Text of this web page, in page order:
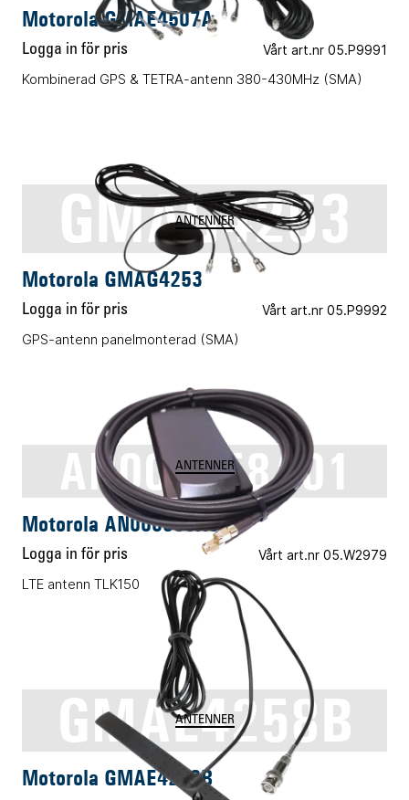
Motorola GMAE4507A
Logga in för pris Vårt art.nr 05.P9991
Kombinerad GPS & TETRA-antenn 380-430MHz (SMA)
GMAG4253
ANTENNER
Motorola GMAG4253
Logga in för pris Vårt art.nr 05.P9992
GPS-antenn panelmonterad (SMA)
AN000358A01
ANTENNER
Motorola AN000358A01
Logga in för pris Vårt art.nr 05.W2979
LTE antenn TLK150
GMAE4258B
ANTENNER
Motorola GMAE4258B